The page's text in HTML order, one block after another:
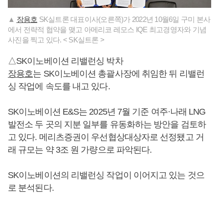
▲ 장용호 SK실트론 대표이사(오른쪽)가 2022년 10월6일 구미 본사
에서 전략적 협약을 맺고 아메리코 레모스 IQE 최고경영자와 기념
사진을 찍고 있다. < SK실트론 >
△SK이노베이션 리밸런싱 박차
장용호는 SK이노베이션 총괄사장에 취임한 뒤 리밸런
싱 작업에 속도를 내고 있다.
SK이노베이션 E&S는 2025년 7월 기준 여주·나래 LNG
발전소 두 곳의 지분 일부를 유동화하는 방안을 검토하
고 있다. 메리츠증권이 우선협상대상자로 선정됐고 거
래 규모는 약 3조 원 가량으로 파악된다.
SK이노베이션의 리밸런싱 작업이 이어지고 있는 것으
로 분석된다.